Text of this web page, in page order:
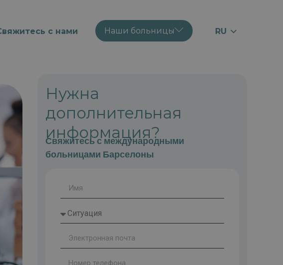
с нами Наши больницы
RU
Нужна
дополнительная
информация?
Свяжитесь с международными
больницами Барселоны